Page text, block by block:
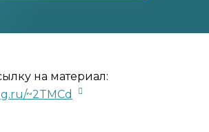
на материал:
~2TMCd